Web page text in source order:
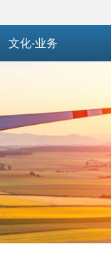
文化-业务